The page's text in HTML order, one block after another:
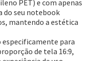
PET) e com apenas
do seu notebook
mantendo a estética
para
de tela 16:9,